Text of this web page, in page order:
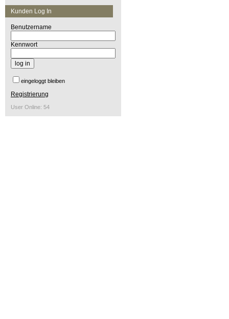
Kunden Log In
Benutzername
Kennwort
eingeloggt bleiben
Registrierung
User Online: 54